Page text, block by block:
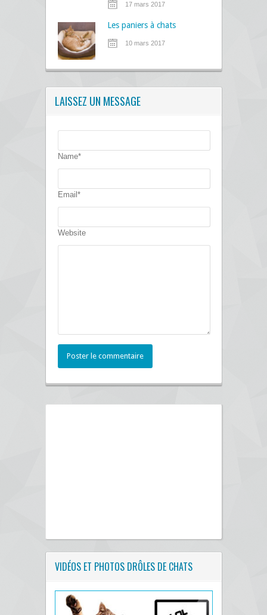
17 mars 2017
Les paniers à chats
10 mars 2017
LAISSEZ UN MESSAGE
Name*
Email*
Website
Poster le commentaire
VIDÉOS ET PHOTOS DRÔLES DE CHATS